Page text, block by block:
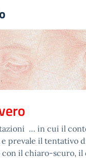
… in cui il
e prevale il tentativo
il chiaro-scuro, il